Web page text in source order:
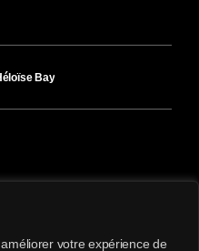
votre expérience de
Bay